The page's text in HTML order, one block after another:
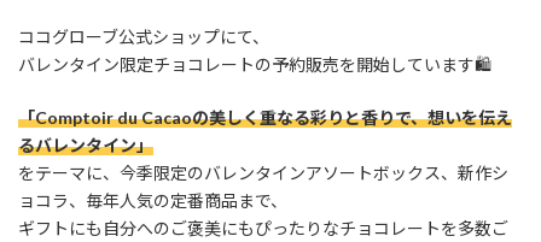
時
ココグローブ公式ショップにて、
バレンタイン限定チョコレートの予約販売を開始しています🛍️
「Comptoir du Cacaoの美しく重なる彩りと香りで、想いを伝え
るバレンタイン」
をテーマに、今季限定のバレンタインアソートボックス、新作シ
ョコラ、毎年人気の定番商品まで、
ギフトにも自分へのご褒美にもぴったりなチョコレートを多数ご